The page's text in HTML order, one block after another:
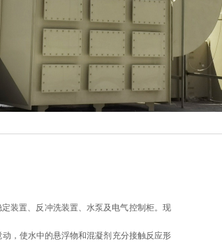
装置、反冲洗装置、水泵及电气控制柜。现
，使水中的悬浮物和混凝剂充分接触反应形